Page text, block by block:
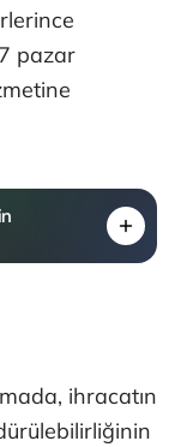
pazar
ihracatın